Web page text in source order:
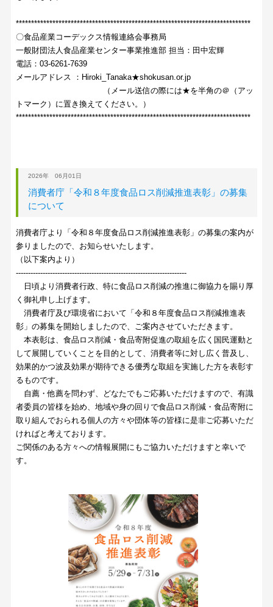
*****************************************************************************
〇食品産業コーデックス情報連絡会事務局
一般財団法人食品産業センター事業推進部 担当：田中宏輝
電話：03-6261-7639
メールアドレス ：Hiroki_Tanaka★shokusan.or.jp
（メール送信の際には★を半角の＠（アッ
トマーク）に置き換えてください。）
*****************************************************************************
2026年 06月01日
消費者庁「令和８年度食品ロス削減推進表彰」の募集
について
消費者庁より「令和８年度食品ロス削減推進表彰」の募集の案内が
参りましたので、お知らせいたします。
（以下案内より）
----------------------------------------------------------------------
日頃より消費者行政、特に食品ロス削減の推進に御協力を賜り厚
く御礼申し上げます。
消費者庁及び環境省において「令和８年度食品ロス削減推進表
彰」の募集を開始しましたので、ご案内させていただきます。
本表彰は、食品ロス削減・食品寄附促進の取組を広く国民運動と
して展開していくことを目的として、消費者等に対し広く普及し、
効果的かつ波及効果が期待できる優秀な取組を実施した方を表彰す
るものです。
自薦・他薦を問わず、どなたでもご応募いただけますので、有識
者委員の皆様を始め、地域や身の回りで食品ロス削減・食品寄附に
取り組んでおられる個人の方々や団体等の皆様に是非ご応募いただ
ければと考えております。
ご関係のある方々への情報展開にもご協力いただけますと幸いで
す。